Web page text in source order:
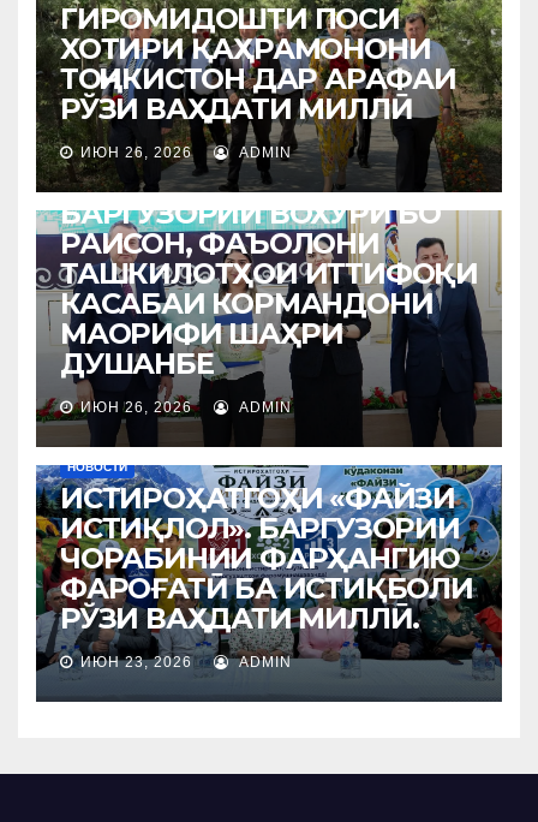
ГИРОМИДОШТИ ПОСИ
ХОТИРИ ҚАҲРАМОНОНИ
ТОҶИКИСТОН ДАР АРАФАИ
РЎЗИ ВАҲДАТИ МИЛЛӢ
ИЮН 26, 2026 ADMIN
НОВОСТИ
БАРГУЗОРИИ ВОХЎРӢ БО
РАИСОН, ФАЪОЛОНИ
ТАШКИЛОТҲОИ ИТТИФОҚИ
КАСАБАИ КОРМАНДОНИ
МАОРИФИ ШАҲРИ
ДУШАНБЕ
ИЮН 26, 2026 ADMIN
НОВОСТИ
ИСТИРОҲАТГОҲИ «ФАЙЗИ
ИСТИҚЛОЛ». БАРГУЗОРИИ
ЧОРАБИНИИ ФАРҲАНГИЮ
ФАРОҒАТӢ БА ИСТИҚБОЛИ
РЎЗИ ВАҲДАТИ МИЛЛӢ.
ИЮН 23, 2026 ADMIN